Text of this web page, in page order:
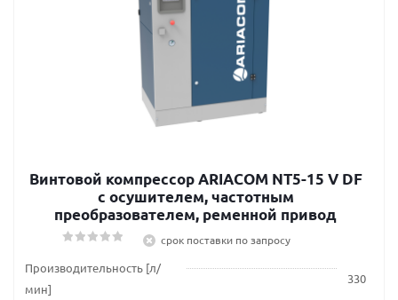
Винтовой компрессор ARIACOM NT5-15 V DF
с осушителем, частотным
преобразователем, ременной привод
срок поставки по запросу
Производительность [л/
мин]
330